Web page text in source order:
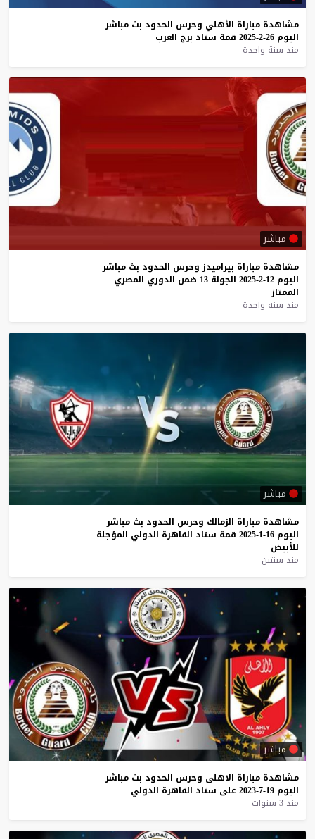
مشاهدة مباراة الأهلي وحرس الحدود بث مباشر
اليوم 26-2-2025 قمة ستاد برج العرب
منذ سنة واحدة
مباشر
مشاهدة مباراة بيراميدز وحرس الحدود بث مباشر
اليوم 12-2-2025 الجولة 13 ضمن الدوري المصري
الممتاز
منذ سنة واحدة
مباشر
مشاهدة مباراة الزمالك وحرس الحدود بث مباشر
اليوم 16-1-2025 قمة ستاد القاهرة الدولي المؤجلة
للأبيض
منذ سنتين
مباشر
مشاهدة مباراة الاهلى وحرس الحدود بث مباشر
اليوم 19-7-2023 على ستاد القاهرة الدولي
منذ 3 سنوات